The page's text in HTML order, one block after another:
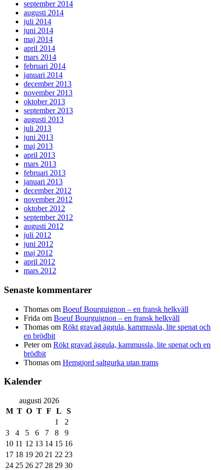
september 2014
augusti 2014
juli 2014
juni 2014
maj 2014
april 2014
mars 2014
februari 2014
januari 2014
december 2013
november 2013
oktober 2013
september 2013
augusti 2013
juli 2013
juni 2013
maj 2013
april 2013
mars 2013
februari 2013
januari 2013
december 2012
november 2012
oktober 2012
september 2012
augusti 2012
juli 2012
juni 2012
maj 2012
april 2012
mars 2012
Senaste kommentarer
Thomas om Boeuf Bourguignon – en fransk helkväll
Frida om Boeuf Bourguignon – en fransk helkväll
Thomas om Rökt gravad äggula, kammussla, lite spenat och
en brödbit
Peterom Rökt gravad äggula, kammussla, lite spenat och en
brödbit
Thomas om Hemgjord saltgurka utan trams
Kalender
augusti 2026
M T O T F L
S
1
2
3
4 5 6 7 8
9
10 11 12 13 14 15 16
17 18 19 20 21 22 23
24 25 26 27 28 29 30